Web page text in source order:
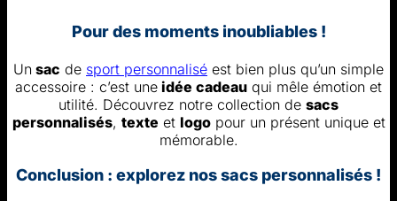
Pour des moments inoubliables !
Un sac de sport personnalisé est bien plus qu’un simple
accessoire : c’est une idée cadeau qui mêle émotion et
utilité. Découvrez notre collection de sacs
personnalisés, texte et logopour un présent unique et
mémorable.
Conclusion : explorez nos sacs personnalisés !